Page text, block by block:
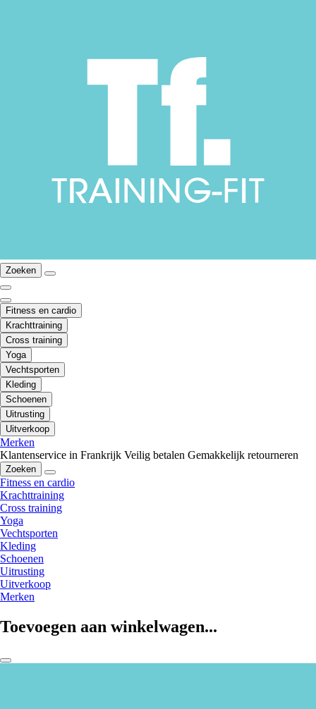
Zoeken
Fitness en cardio
Krachttraining
Cross training
Yoga
Vechtsporten
Kleding
Schoenen
Uitrusting
Uitverkoop
Merken
Klantenservice in Frankrijk Veilig betalen Gemakkelijk retourneren
Zoeken
Fitness en cardio
Krachttraining
Cross training
Yoga
Vechtsporten
Kleding
Schoenen
Uitrusting
Uitverkoop
Merken
Toevoegen aan winkelwagen...